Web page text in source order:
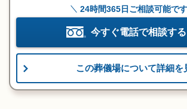
24時間365日ご相談可能です
今すぐ電話で相談する
この葬儀場について詳細を